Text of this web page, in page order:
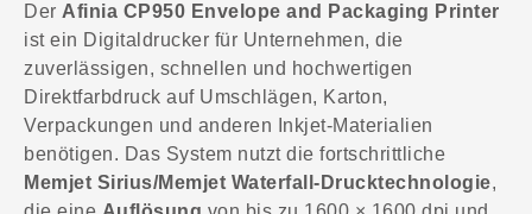
Der Afinia CP950 Envelope and Packaging Printer
ist ein Digitaldrucker für Unternehmen, die
zuverlässigen, schnellen und hochwertigen
Direktfarbdruck auf Umschlägen, Karton,
Verpackungen und anderen Inkjet-Materialien
benötigen. Das System nutzt die fortschrittliche
Memjet Sirius/Memjet Waterfall-Drucktechnologie,